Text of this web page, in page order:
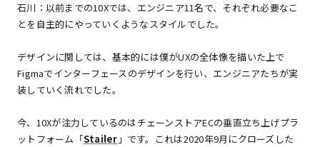
石川：以前までの10Xでは、エンジニア11名で、それぞれ必要なこ
とを自主的にやっていくようなスタイルでした。
デザインに関しては、基本的には僕がUXの全体像を描いた上で
Figmaでインターフェースのデザインを行い、エンジニアたちが実
装していく流れでした。
今、10Xが注力しているのはチェーンストアECの垂直立ち上げプラ
ットフォーム「Stailer 」です。これは2020年9月にクローズした